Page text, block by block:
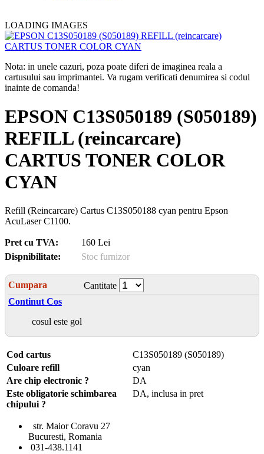
LOADING IMAGES
Nota: in unele cazuri, poza poate diferi de imaginea reala a
cartusului sau imprimantei. Va rugam verificati denumirea si codul
inainte de comanda!
EPSON C13S050189 (S050189)
REFILL (reincarcare)
CARTUS TONER COLOR
CYAN
Refill (Reincarcare) Cartus C13S050188 cyan pentru Epson
AcuLaser C1100.
Pret cu TVA:
160 Lei
Dispnibilitate:
Stoc furnizor
Cumpara
Cantitate
Continut Cos
cosul este gol
Cod cartus
C13S050189 (S050189)
Culoare refill
cyan
Are chip electronic ?
DA
Este obligatorie schimbarea
chipului ?
DA, inclusa in pret
str. Maior Coravu 27
Bucuresti, Romania
031-438.1141